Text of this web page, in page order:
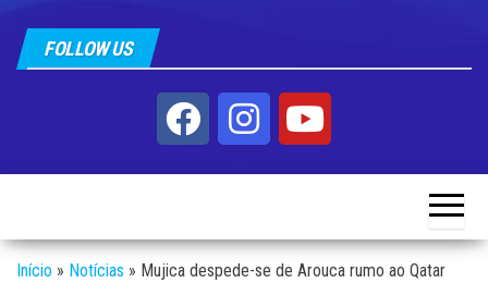
FOLLOW US
Início » Notícias » Mujica despede-se de Arouca rumo ao Qatar